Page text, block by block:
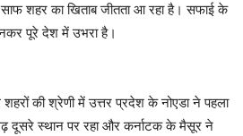
शहर का खिताब जीतता आ रहा है। सफाई के
पूरे देश में उभरा है।
की श्रेणी में उत्तर प्रदेश के नोएडा ने पहला
दूसरे स्थान पर रहा और कर्नाटक के मैसूर ने